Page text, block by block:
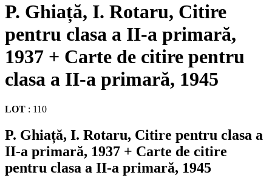
P. Ghiață, I. Rotaru, Citire
pentru clasa a II-a primară,
1937 + Carte de citire pentru
clasa a II-a primară, 1945
LOT : 110
P. Ghiață, I. Rotaru, Citire pentru clasa a
II-a primară, 1937 + Carte de citire
pentru clasa a II-a primară, 1945